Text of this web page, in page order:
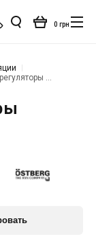
0 грн
Тиристорные регуляторы Ostberg